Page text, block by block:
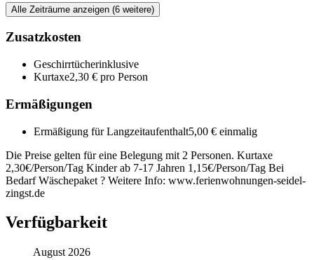
Alle Zeiträume anzeigen (6 weitere)
Zusatzkosten
Geschirrtücherinklusive
Kurtaxe2,30 € pro Person
Ermäßigungen
Ermäßigung für Langzeitaufenthalt5,00 € einmalig
Die Preise gelten für eine Belegung mit 2 Personen. Kurtaxe
2,30€/Person/Tag Kinder ab 7-17 Jahren 1,15€/Person/Tag Bei
Bedarf Wäschepaket ? Weitere Info: www.ferienwohnungen-seidel-
zingst.de
Verfügbarkeit
August 2026